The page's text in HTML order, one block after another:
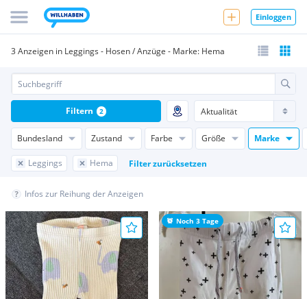
Einloggen
3 Anzeigen in Leggings - Hosen / Anzüge - Marke: Hema
Bundesland Zustand Farbe Größe Marke
Leggings Hema Filter zurücksetzen
Filtern 2
Infos zur Reihung der Anzeigen
Noch 3 Tage